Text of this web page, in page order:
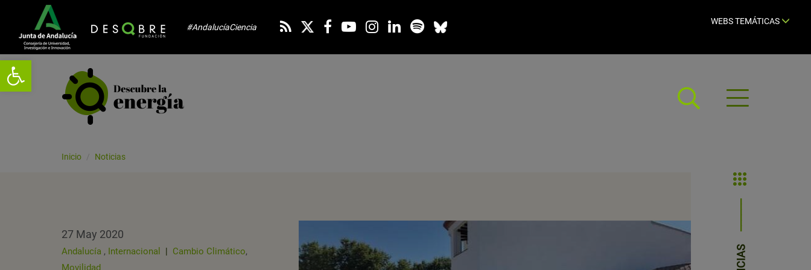
Abrir barra de herramientas
#AndalucíaCiencia
WEBS TEMÁTICAS
Abrir
menú
Inicio Noticias
27 May 2020
Andalucía , Internacional | Cambio Climático,
Movilidad